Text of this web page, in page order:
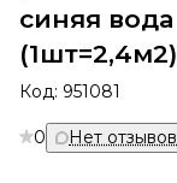
синяя вода
(1шт=2,4м2)
Код: 951081
0 Нет отзывов